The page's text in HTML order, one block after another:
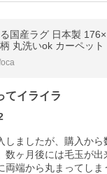
ラグ 日本製 176×176cm ネイテ
丸洗いok カーペット
てイライラ
しましたが、購入から
数ヶ月後には毛玉が
両端から丸まってしま